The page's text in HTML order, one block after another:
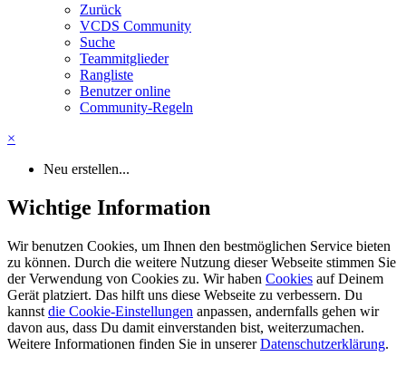
Zurück
VCDS Community
Suche
Teammitglieder
Rangliste
Benutzer online
Community-Regeln
×
Neu erstellen...
Wichtige Information
Wir benutzen Cookies, um Ihnen den bestmöglichen Service bieten
zu können. Durch die weitere Nutzung dieser Webseite stimmen Sie
der Verwendung von Cookies zu. Wir haben Cookies auf Deinem
Gerät platziert. Das hilft uns diese Webseite zu verbessern. Du
kannst die Cookie-Einstellungen anpassen, andernfalls gehen wir
davon aus, dass Du damit einverstanden bist, weiterzumachen.
Weitere Informationen finden Sie in unsererDatenschutzerklärung.